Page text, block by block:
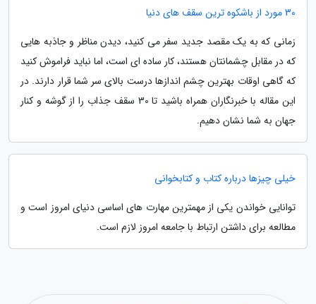
30 مورد از باشکوه ترین سقف های دنیا
زمانی که به یک مقصد جدید سفر می کنید، دیدن مناظر و جاذبه هایی
که در مقابل چشمانتان هستند، کار ساده ای است، اما نباید فراموش کنید
که گاهی اوقات بهترین چشم اندازها درست بالای سر شما قرار دارند. در
این مقاله با خبرنگاران همراه باشید تا 30 سقف جذاب را از گوشه و کنار
جهان به شما نشان دهیم.
خیلی چیزها درباره کتاب و کتابخوانی
توانایی خواندن یکی از مهمترین مهارت های اساسی دنیای امروز است و
مطالعه برای داشتن ارتباط با جامعه امروز لازم است.